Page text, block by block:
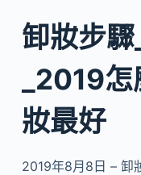
卸妝步
_2019
妝最好
2019年8月8日 – 卸